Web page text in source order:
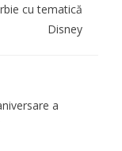
cu tematică
Disney
a